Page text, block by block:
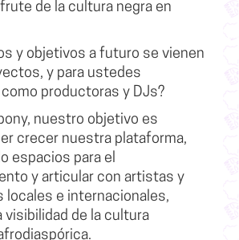
de la cultura negra en
y objetivos a futuro se vienen
y para ustedes
productoras y DJs?
nuestro objetivo es
crecer nuestra plataforma,
espacios para el
y articular con artistas y
locales e internacionales,
visibilidad de la cultura